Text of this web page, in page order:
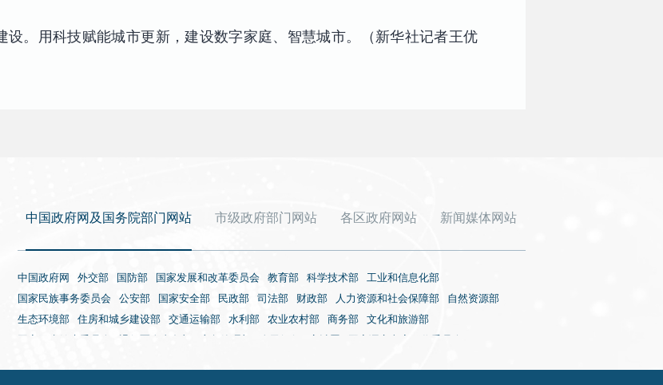
设。用科技赋能城市更新，建设数字家庭、智慧城市。（新华社记者王优
中国政府网及国务院部门网站 市级政府部门网站 各区政府网站 新闻媒体网站
中国政府网 外交部 国防部 国家发展和改革委员会 教育部 科学技术部
工业和信息化部
国家民族事务委员会
公安部 国家安全部 民政部 司法部 财政部 人力资源和社会保障部
自然资源部
生态环境部
住房和城乡建设部 交通运输部 水利部 农业农村部 商务部
文化和旅游部